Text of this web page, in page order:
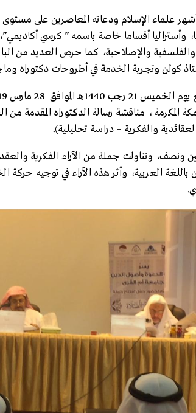
علماء الإسلام ودعاته المعاصرين على
وأستراليا أقساما خاصة باسمه ” كرسي
والفلسفية والإصلاحية، كما حرص العديد من
كولن وتجربة الخدمة في أطروحات دكتوراه
المكرمة ، مناقشة رسالة الدكتوراه المقدمة
والفكرية – دراسة تحليلية).
ونصف، وتناولت جملة من الآراء الفكرية
العربية، وأثر هذه الآراء في توجيه حركة